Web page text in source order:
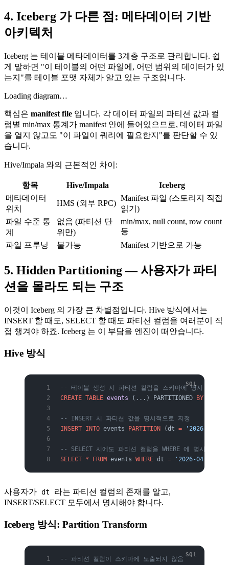
4. Iceberg 가 다른 점: 메타데이터 기반
아키텍처
Iceberg 는 테이블 메타데이터를 3계층 구조로 관리합니다. 쉽
게 말하면 "이 테이블의 어떤 파일에, 어떤 범위의 데이터가 있
는지"를 테이블 포맷 자체가 알고 있는 구조입니다.
Loading diagram…
핵심은 manifest file 입니다. 각 데이터 파일의 파티션 값과 컬
럼별 min/max 통계가 manifest 안에 들어있으므로, 데이터 파일
을 열지 않고도 "이 파일이 쿼리에 필요한지"를 판단할 수 있
습니다.
Hive/Impala 와의 근본적인 차이:
항목 Hive/Impala
Iceberg
메타데이터
위치
HMS (외부 RPC)
Manifest 파일 (스토리지 직접
읽기)
파일 수준 통
계
없음 (파티션 단
위만)
min/max, null count, row count
등
파일 프루닝
불가능 Manifest 기반으로 가능
5. Hidden Partitioning — 사용자가 파티
션을 몰라도 되는 구조
이것이 Iceberg 의 가장 큰 차별점입니다. Hive 방식에서는
INSERT 할 때도, SELECT 할 때도 파티션 컬럼을 여러분이 직
접 챙겨야 하죠. Iceberg 는 이 부담을 엔진이 떠안습니다.
Hive 방식
-- 테이블 생성 시 파티션 컬럼을 스키마에 명시
CREATE TABLE events (...) PARTITIONED BY
-- INSERT 시 파티션 값을 명시적으로 지정
INSERT INTO events PARTITION (dt = '2026-04-12'
-- SELECT 시에도 파티션 컬럼을 WHERE 에 명시해야 프
SELECT * FROM events WHERE dt = '2026-04-12'
사용자가 dt
라는 파티션 컬럼의 존재를 알고,
INSERT/SELECT 모두에서 명시해야 합니다.
Iceberg 방식: Partition Transform
-- 파티션 컬럼이 스키마에 노출되지 않음